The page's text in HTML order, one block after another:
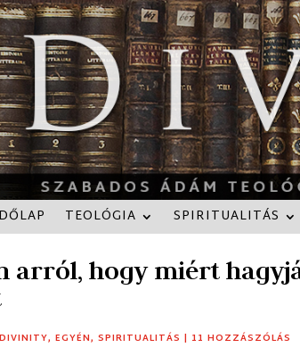
TEOLÓGIA SPIRITUALITÁS
arról, hogy miért
DIVINITY,EGYÉN,SPIRITUALITÁS | 11 HOZZÁSZÓLÁS